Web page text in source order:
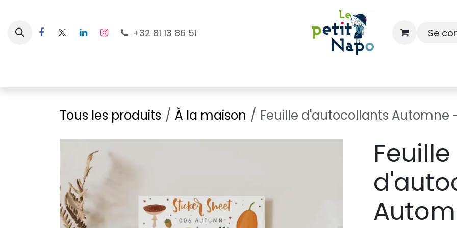
+32 81 13 86 51 Se
Tous les produits À la maison Feuille d'autocollants Automne
Feuille